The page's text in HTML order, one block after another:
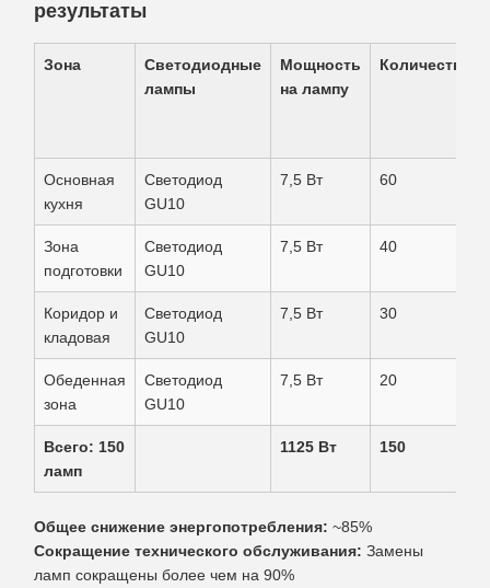
результаты
Зона
Светодиодные
лампы
Мощность
на лампу
Количество
Основная
кухня
Светодиод
GU10
7,5 Вт 60
Зона
подготовки
Светодиод
GU10
7,5 Вт 40
Коридор и
кладовая
Светодиод
GU10
7,5 Вт 30
Обеденная
зона
Светодиод
GU10
7,5 Вт 20
Всего: 150
ламп
1125 Вт 150
Общее снижение энергопотребления: ~85%
Сокращение технического обслуживания: Замены
ламп сокращены более чем на 90%